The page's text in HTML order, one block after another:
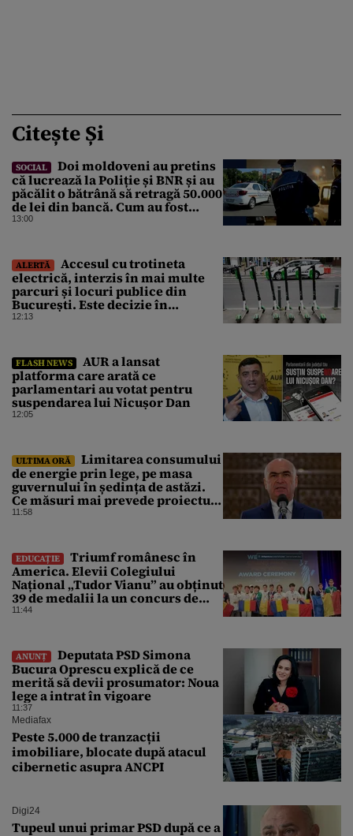
Citește Și
SOCIAL
Doi moldoveni au pretins
că lucrează la Poliție și BNR și au
păcălit o bătrână să retragă 50.000
de lei din bancă. Cum au fost
prinși
13:00
ALERTĂ
Accesul cu trotineta
electrică, interzis în mai multe
parcuri și locuri publice din
București. Este decizie în
premieră, iar amenzile sunt
12:13
FLASH NEWS
AUR a lansat
platforma care arată ce
parlamentari au votat pentru
suspendarea lui Nicușor Dan
12:05
ULTIMA ORĂ
Limitarea consumului
de energie prin lege, pe masa
guvernului în ședința de astăzi.
Ce măsuri mai prevede proiectul
în caz de pandemie, cutremur sau
11:58
EDUCAȚIE
Triumf românesc în
America. Elevii Colegiului
Național „Tudor Vianu” au obținut
39 de medalii la un concurs de
științe
11:44
ANUNȚ
Deputata PSD Simona
Bucura Oprescu explică de ce
merită să devii prosumator: Noua
lege a intrat în vigoare
11:37
Mediafax
Peste 5.000 de tranzacții
imobiliare, blocate după atacul
cibernetic asupra ANCPI
Digi24
Tupeul unui primar PSD după ce a